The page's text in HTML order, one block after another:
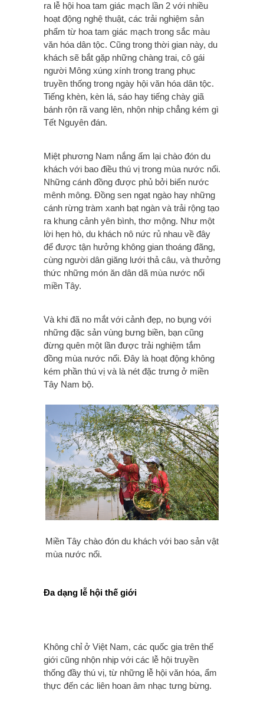
ra lễ hội hoa tam giác mạch lần 2 với nhiều
hoạt động nghệ thuật, các trải nghiệm sản
phẩm từ hoa tam giác mạch trong sắc màu
văn hóa dân tộc. Cũng trong thời gian này, du
khách sẽ bắt gặp những chàng trai, cô gái
người Mông xúng xính trong trang phục
truyền thống trong ngày hội văn hóa dân tộc.
Tiếng khèn, kèn lá, sáo hay tiếng chày giã
bánh rộn rã vang lên, nhộn nhịp chẳng kém gì
Tết Nguyên đán.
Miệt phương Nam nắng ấm lại chào đón du
khách với bao điều thú vị trong mùa nước nổi.
Những cánh đồng được phủ bởi biển nước
mênh mông. Đồng sen ngạt ngào hay những
cánh rừng tràm xanh bạt ngàn và trải rộng tạo
ra khung cảnh yên bình, thơ mộng. Như một
lời hẹn hò, du khách nô nức rủ nhau về đây
để được tận hưởng không gian thoáng đãng,
cùng người dân giăng lưới thả câu, và thưởng
thức những món ăn dân dã mùa nước nổi
miền Tây.
Và khi đã no mắt với cảnh đẹp, no bụng với
những đặc sản vùng bưng biền, bạn cũng
đừng quên một lần được trải nghiệm tắm
đồng mùa nước nổi. Đây là hoạt động không
kém phần thú vị và là nét đặc trưng ở miền
Tây Nam bộ.
Miền Tây chào đón du khách với bao sản vật
mùa nước nổi.
Đa dạng lễ hội thế giới
Không chỉ ở Việt Nam, các quốc gia trên thế
giới cũng nhộn nhịp với các lễ hội truyền
thống đầy thú vị, từ những lễ hội văn hóa, ẩm
thực đến các liên hoan âm nhạc tưng bừng.